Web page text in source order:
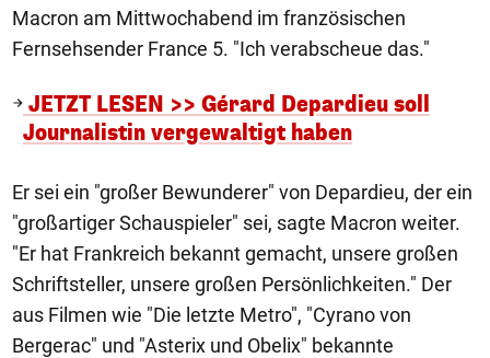
Macron am Mittwochabend im französischen
Fernsehsender France 5. "Ich verabscheue das."
JETZT LESEN >> Gérard Depardieu soll
Journalistin vergewaltigt haben
Er sei ein "großer Bewunderer" von Depardieu, der ein
"großartiger Schauspieler" sei, sagte Macron weiter.
"Er hat Frankreich bekannt gemacht, unsere großen
Schriftsteller, unsere großen Persönlichkeiten." Der
aus Filmen wie "Die letzte Metro", "Cyrano von
Bergerac" und "Asterix und Obelix" bekannte